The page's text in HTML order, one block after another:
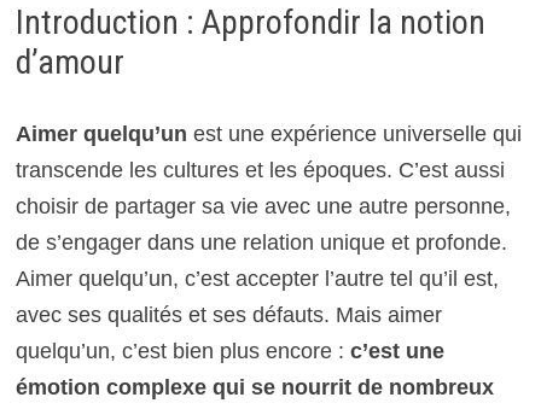
Introduction : Approfondir la notion
d’amour
Aimer quelqu’un est une expérience universelle qui
transcende les cultures et les époques. C’est aussi
choisir de partager sa vie avec une autre personne,
de s’engager dans une relation unique et profonde.
Aimer quelqu’un, c’est accepter l’autre tel qu’il est,
avec ses qualités et ses défauts. Mais aimer
quelqu’un, c’est bien plus encore : c’est une
émotion complexe qui se nourrit de nombreux